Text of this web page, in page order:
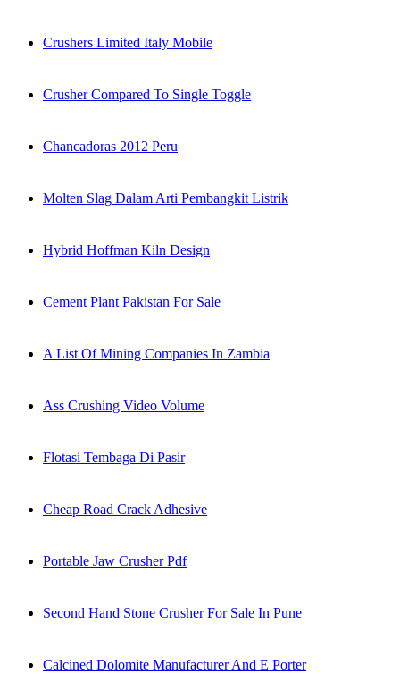
Crushers Limited Italy Mobile
Crusher Compared To Single Toggle
Chancadoras 2012 Peru
Molten Slag Dalam Arti Pembangkit Listrik
Hybrid Hoffman Kiln Design
Cement Plant Pakistan For Sale
A List Of Mining Companies In Zambia
Ass Crushing Video Volume
Flotasi Tembaga Di Pasir
Cheap Road Crack Adhesive
Portable Jaw Crusher Pdf
Second Hand Stone Crusher For Sale In Pune
Calcined Dolomite Manufacturer And E Porter